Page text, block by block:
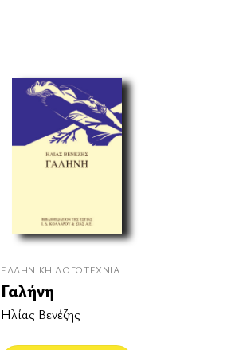
ΕΛΛΗΝΙΚΉ ΛΟΓΟΤΕΧΝΊΑ
Γαλήνη
Ηλίας Βενέζης